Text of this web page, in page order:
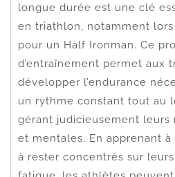
longue durée est une clé
en triathlon, notamment
pour un Half Ironman. Ce
d’entraînement permet aux
développer l’endurance
un rythme constant tout au
gérant judicieusement leurs
et mentales. En apprenant
à rester concentrés sur